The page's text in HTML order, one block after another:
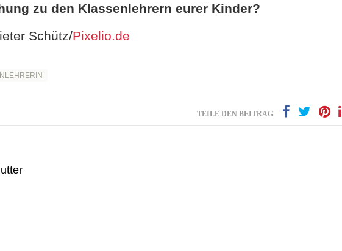
zu den Klassenlehrern eurer Kinder?
Schütz/Pixelio.de
TEILE DEN BEITRAG